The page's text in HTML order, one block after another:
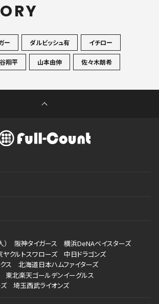
ー
ダルビッシュ有 イチロー
翔平 山本由伸 佐々木朗希
阪神タイガース
横浜DeNAベイスターズ
ヤクルトスワローズ
中日ドラゴンズ
ス
北海道日本ハムファイターズ
東北楽天ゴールデンイーグルス
埼玉西武ライオンズ